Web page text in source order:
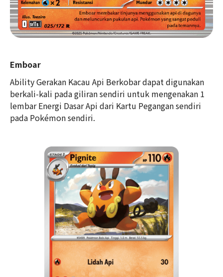
Emboar
Ability Gerakan Kacau Api Berkobar dapat digunakan
berkali-kali pada giliran sendiri untuk mengenakan 1
lembar Energi Dasar Api dari Kartu Pegangan sendiri
pada Pokémon sendiri.